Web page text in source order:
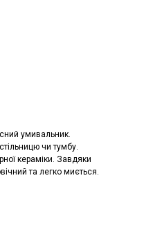
умивальник.
чи тумбу.
кераміки. Завдяки
та легко миється.